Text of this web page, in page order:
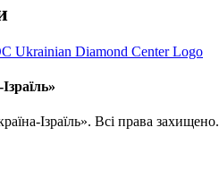
Ізраїль». Всі права захищено.